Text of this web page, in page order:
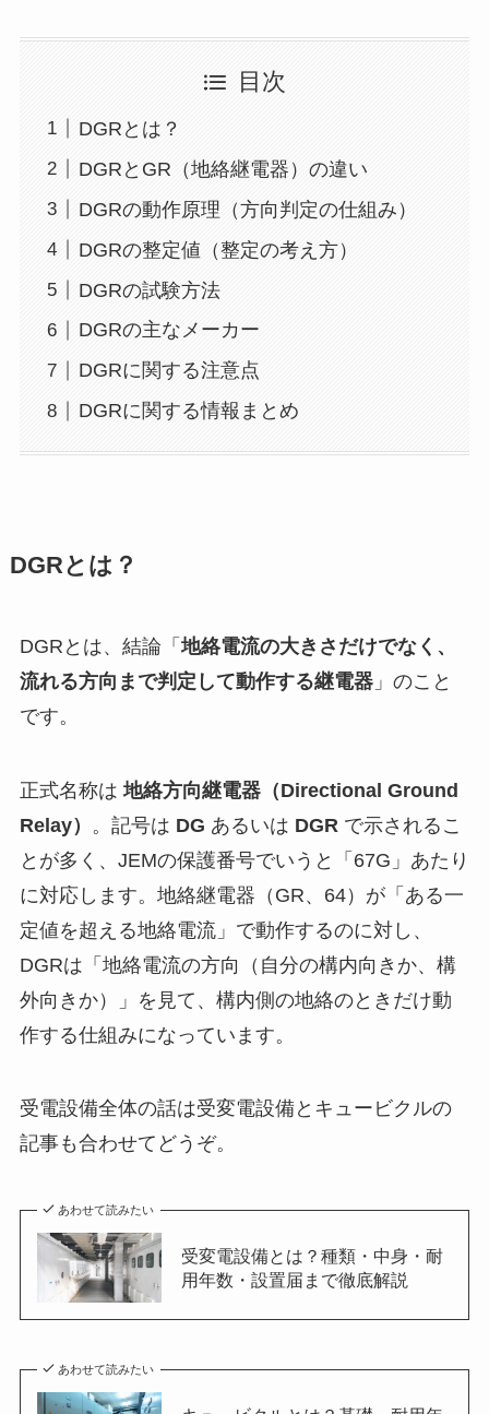
目次
DGRとは？
DGRとGR（地絡継電器）の違い
DGRの動作原理（方向判定の仕組み）
DGRの整定値（整定の考え方）
DGRの試験方法
DGRの主なメーカー
DGRに関する注意点
DGRに関する情報まとめ
DGRとは？
DGRとは、結論「地絡電流の大きさだけでなく、
流れる方向まで判定して動作する継電器」のこと
です。
正式名称は地絡方向継電器（Directional Ground
Relay）
。記号は DG あるいは DGR で示されるこ
とが多く、JEMの保護番号でいうと「67G」あたり
に対応します。地絡継電器（GR、64）が「ある一
定値を超える地絡電流」で動作するのに対し、
DGRは「地絡電流の方向（自分の構内向きか、構
外向きか）」を見て、構内側の地絡のときだけ動
作する仕組みになっています。
受電設備全体の話は受変電設備とキュービクルの
記事も合わせてどうぞ。
あわせて読みたい
受変電設備とは？種類・中身・耐
用年数・設置届まで徹底解説
あわせて読みたい